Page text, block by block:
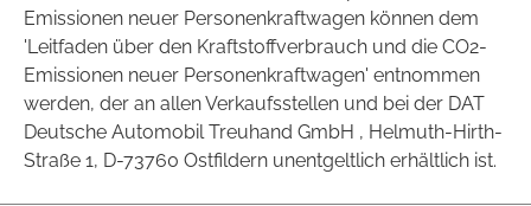
Emissionen neuer Personenkraftwagen können dem
'Leitfaden über den Kraftstoffverbrauch und die CO2-
Emissionen neuer Personenkraftwagen' entnommen
werden, der an allen Verkaufsstellen und bei der DAT
Deutsche Automobil Treuhand GmbH , Helmuth-Hirth-
Straße 1, D-73760 Ostfildern unentgeltlich erhältlich ist.